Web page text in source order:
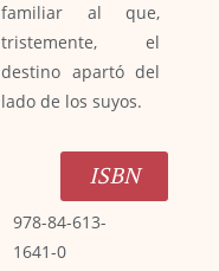
familiar al que,
tristemente, el
destino apartó del
lado de los suyos.
ISBN
978-84-613-
1641-0